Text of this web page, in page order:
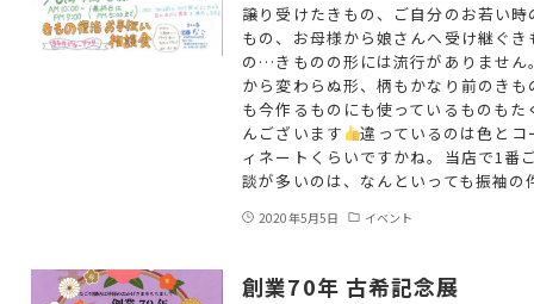
譲り受けたきもの、ご自分のお若い時
もの、お母様から娘さんへ受け継ぐき
の…きものの形には流行がありません
から変わらぬ形、柄もかなり前のきも
も今作るものにも使っているものもた
んございます
違っているのは色とコ
ィネートくらいですかね。当店で1番
談が多いのは、なんといっても振袖
2020年5月5日 イベント
創業70年 古希記念展